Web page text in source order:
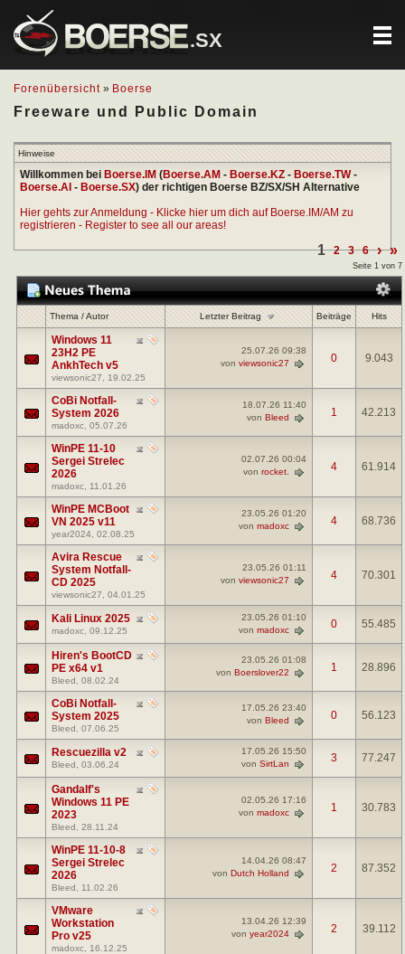
.SX
Forenübersicht » Boerse
Freeware und Public Domain
Hinweise
Willkommen bei Boerse.IM (Boerse.AM - Boerse.KZ - Boerse.TW-
Boerse.AI - Boerse.SX) der richtigen Boerse BZ/SX/SH Alternative
Hier gehts zur Anmeldung - Klicke hier um dich auf Boerse.IM/AM zu
registrieren - Register to see all our areas!
1 2 3 6 › »
Seite 1 von 7
Thema/Autor Letzter Beitrag Beiträge Hits
Windows 11
23H2 PE
AnkhTech v5
viewsonic27 , 19.02.25
25.07.26 09:38
von viewsonic27 0 9.043
CoBi Notfall-
System 2026
madoxc , 05.07.26
18.07.26 11:40
von Bleed 1 42.213
WinPE 11-10
Sergei Strelec
2026
madoxc , 11.01.26
02.07.26 00:04
von rocket. 4 61.914
WinPE MCBoot
VN 2025 v11
year2024 , 02.08.25
23.05.26 01:20
von madoxc 4 68.736
Avira Rescue
System Notfall-
CD 2025
viewsonic27 , 04.01.25
23.05.26 01:11
von viewsonic27 4 70.301
Kali Linux 2025
madoxc , 09.12.25
23.05.26 01:10
von madoxc 0 55.485
Hiren's BootCD
PE x64 v1
Bleed , 08.02.24
23.05.26 01:08
von Boerslover22 1 28.896
CoBi Notfall-
System 2025
Bleed , 07.06.25
17.05.26 23:40
von Bleed 0 56.123
Rescuezilla v2
Bleed , 03.06.24
17.05.26 15:50
von SirtLan 3 77.247
Gandalf's
Windows 11 PE
2023
Bleed , 28.11.24
02.05.26 17:16
von madoxc 1 30.783
WinPE 11-10-8
Sergei Strelec
2026
Bleed , 11.02.26
14.04.26 08:47
von Dutch Holland 2 87.352
VMware
Workstation
Pro v25
madoxc , 16.12.25
13.04.26 12:39
von year2024 2 39.112